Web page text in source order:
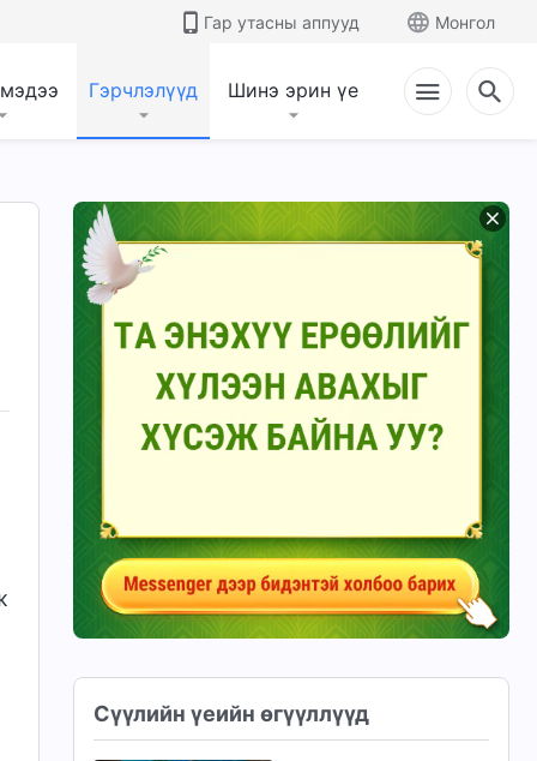
Гар утасны аппууд Монгол
Гэрчлэлүүд Шинэ эрин үе
Сүүлийн үеийн өгүүллүүд